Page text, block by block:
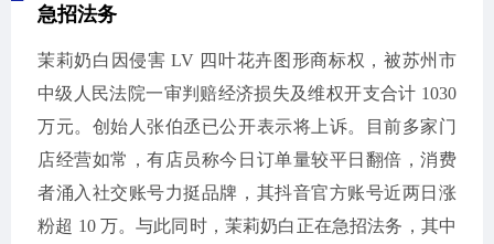
急招法务
茉莉奶白因侵害 LV 四叶花卉图形商标权，被苏州市
中级人民法院一审判赔经济损失及维权开支合计 1030
万元。创始人张伯丞已公开表示将上诉。目前多家门
店经营如常，有店员称今日订单量较平日翻倍，消费
者涌入社交账号力挺品牌，其抖音官方账号近两日涨
粉超 10 万。与此同时，茉莉奶白正在急招法务，其中